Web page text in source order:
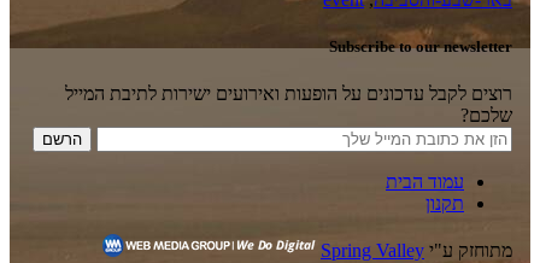
Subscribe to our newsletter
רוצים לקבל עדכונים על הופעות ואירועים ישירות לתיבת המייל
שלכם?
עמוד הבית
תקנון
מתוחזק ע"י Spring Valley